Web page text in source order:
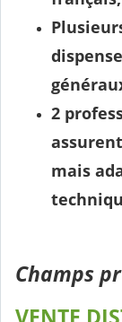
2
mais
Champs